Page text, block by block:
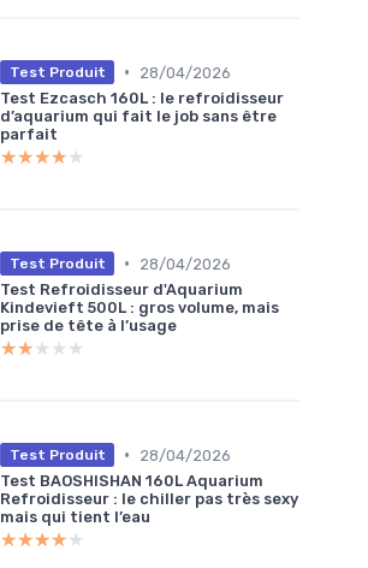
Test Produit •
28/04/2026
Test Ezcasch 160L : le refroidisseur
d’aquarium qui fait le job sans être
parfait
★★★★★
★★★★★
Test Produit •
28/04/2026
Test Refroidisseur d'Aquarium
Kindevieft 500L : gros volume, mais
prise de tête à l’usage
★★★★★
★★★★★
Test Produit •
28/04/2026
Test BAOSHISHAN 160L Aquarium
Refroidisseur : le chiller pas très sexy
mais qui tient l’eau
★★★★★
★★★★★